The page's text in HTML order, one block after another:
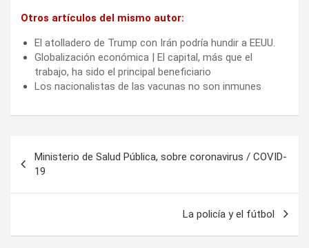
Otros artículos del mismo autor:
El atolladero de Trump con Irán podría hundir a EEUU.
Globalización económica | El capital, más que el
trabajo, ha sido el principal beneficiario
Los nacionalistas de las vacunas no son inmunes
de
entradas
Ministerio de Salud Pública, sobre coronavirus / COVID-
19
La policía y el fútbol